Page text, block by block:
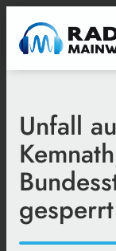
Unfall
gesperrt